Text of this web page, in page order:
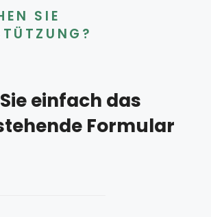
SIE
einfach das
Formular